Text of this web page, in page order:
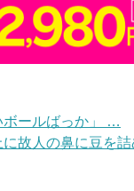
ボールばっか」 …
故人の鼻に豆を